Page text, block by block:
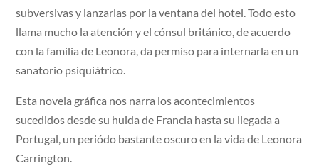
subversivas y lanzarlas por la ventana del hotel. Todo esto
llama mucho la atención y el cónsul británico, de acuerdo
con la familia de Leonora, da permiso para internarla en un
sanatorio psiquiátrico.
Esta novela gráfica nos narra los acontecimientos
sucedidos desde su huida de Francia hasta su llegada a
Portugal, un periódo bastante oscuro en la vida de Leonora
Carrington.